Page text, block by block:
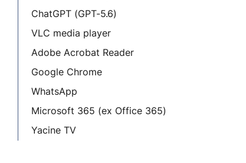
ChatGPT (GPT-5.6)
VLC media player
Adobe Acrobat Reader
Google Chrome
WhatsApp
Microsoft 365 (ex Office 365)
Yacine TV